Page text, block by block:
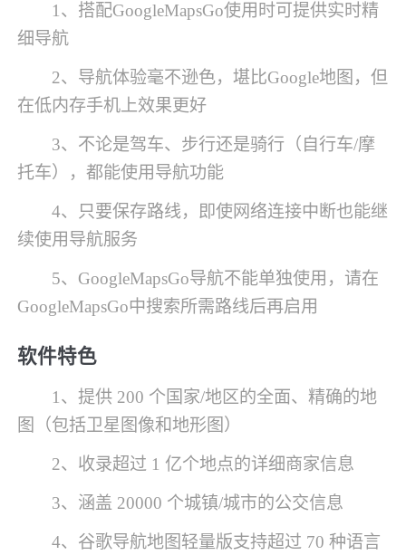
1、搭配GoogleMapsGo使用时可提供实时精
细导航
2、导航体验毫不逊色，堪比Google地图，但
在低内存手机上效果更好
3、不论是驾车、步行还是骑行（自行车/摩
托车），都能使用导航功能
4、只要保存路线，即使网络连接中断也能继
续使用导航服务
5、GoogleMapsGo导航不能单独使用，请在
GoogleMapsGo中搜索所需路线后再启用
软件特色
1、提供 200 个国家/地区的全面、精确的地
图（包括卫星图像和地形图）
2、收录超过 1 亿个地点的详细商家信息
3、涵盖 20000 个城镇/城市的公交信息
4、谷歌导航地图轻量版支持超过 70 种语言